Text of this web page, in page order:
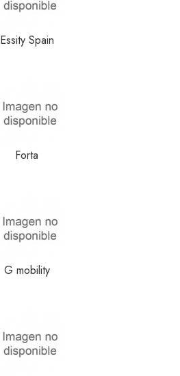
Essity Spain
Forta
G mobility